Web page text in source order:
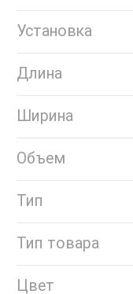
Установка
Длина
Ширина
Объем
Тип
Тип товара
Цвет